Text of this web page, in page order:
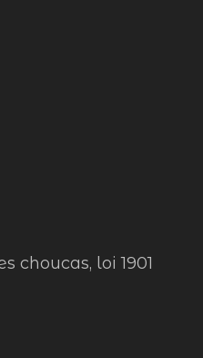
choucas, loi 1901